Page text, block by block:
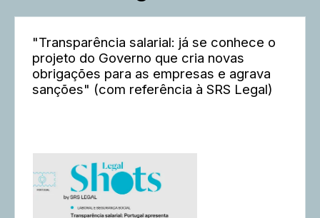
"Transparência salarial: já se conhece o
projeto do Governo que cria novas
obrigações para as empresas e agrava
sanções" (com referência à SRS Legal)